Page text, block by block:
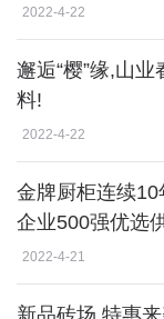
2022-4-22
邂逅“樱”缘,山
料!
2022-4-22
金牌厨柜连续
企业500强优选
2022-4-21
新品砖场 特惠